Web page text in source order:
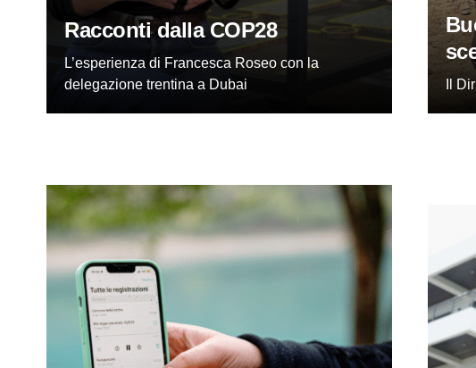
Racconti dalla COP28
L’esperienza di Francesca Roseo con la
delegazione trentina a Dubai
Il